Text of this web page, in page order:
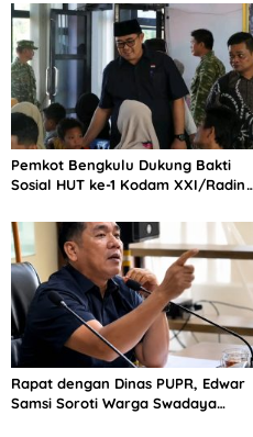
Pemkot Bengkulu Dukung Bakti
Sosial HUT ke-1 Kodam XXI/Radin
Masyarakat
Rapat dengan Dinas PUPR, Edwar
Samsi Soroti Warga Swadaya